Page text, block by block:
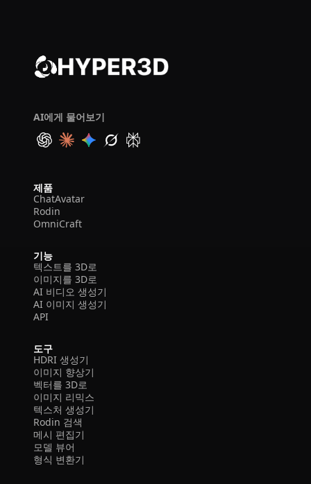
AI에게 물어보기
제품
ChatAvatar
Rodin
OmniCraft
기능
텍스트를 3D로
이미지를 3D로
AI 비디오 생성기
AI 이미지 생성기
API
도구
HDRI 생성기
이미지 향상기
벡터를 3D로
이미지 리믹스
텍스처 생성기
Rodin 검색
메시 편집기
모델 뷰어
형식 변환기